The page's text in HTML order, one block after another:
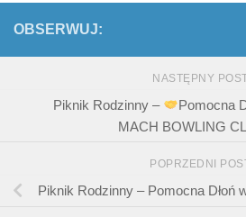
OBSERWUJ:
NASTĘPNY
Piknik Rodzinny – Pomocna
MACH BOWLING
POPRZEDNI
Piknik Rodzinny – Pomocna Dłoń